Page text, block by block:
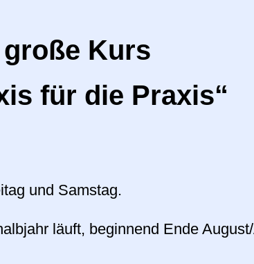
Kurs
für die Praxis“
und Samstag.
läuft, beginnend Ende